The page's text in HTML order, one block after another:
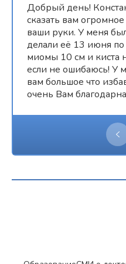
Добрый день!
сказать вам
ваши руки. У меня
делали её 13 июня
миомы 10 см и киста
если не ошибаюсь! У
вам большое что
очень Вам